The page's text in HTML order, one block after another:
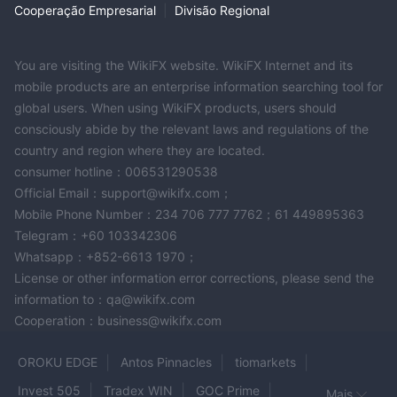
Cooperação Empresarial Divisão Regional
You are visiting the WikiFX website. WikiFX Internet and its
mobile products are an enterprise information searching tool for
global users. When using WikiFX products, users should
consciously abide by the relevant laws and regulations of the
country and region where they are located.
consumer hotline：006531290538
Official Email：support@wikifx.com；
Mobile Phone Number：234 706 777 7762；61 449895363
Telegram：+60 103342306
Whatsapp：+852-6613 1970；
License or other information error corrections, please send the
information to：qa@wikifx.com
Cooperation：business@wikifx.com
OROKU EDGE Antos Pinnacles
tiomarkets
Invest 505
Tradex WIN GOC Prime